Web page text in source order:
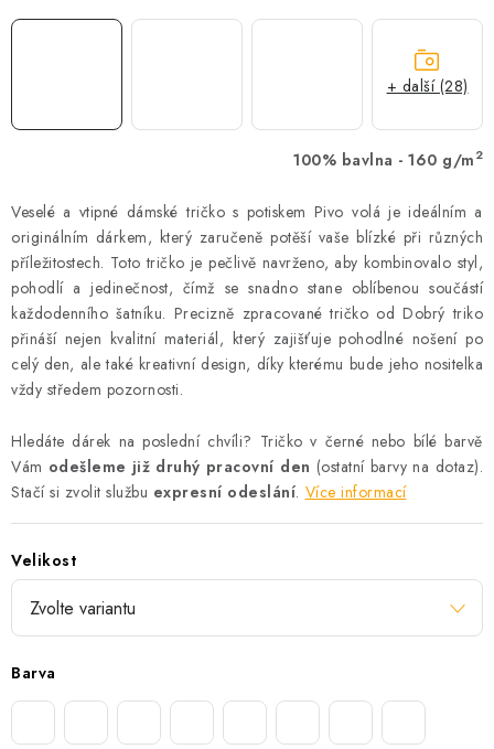
100% bavlna - 160 g/m 2
Veselé a vtipné dámské tričko s potiskem Pivo volá je ideálním a
originálním dárkem, který zaručeně potěší vaše blízké při různých
příležitostech. Toto tričko je pečlivě navrženo, aby kombinovalo styl,
pohodlí a jedinečnost, čímž se snadno stane oblíbenou součástí
každodenního šatníku. Precizně zpracované tričko od Dobrý triko
přináší nejen kvalitní materiál, který zajišťuje pohodlné nošení po
celý den, ale také kreativní design, díky kterému bude jeho nositelka
vždy středem pozornosti.
Hledáte dárek na poslední chvíli? Tričko v černé nebo bílé barvě
Vám odešleme již druhý pracovní den (ostatní barvy na dotaz).
Stačí si zvolit službu expresní odeslání. Více informací
Velikost
Barva
+ další (28)